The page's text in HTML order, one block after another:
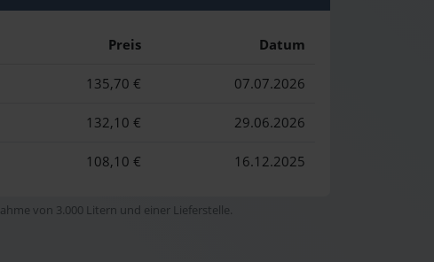
Preis Datum
135,70 € 07.07.2026
132,10 € 29.06.2026
108,10 € 16.12.2025
von 3.000 Litern und einer Lieferstelle.